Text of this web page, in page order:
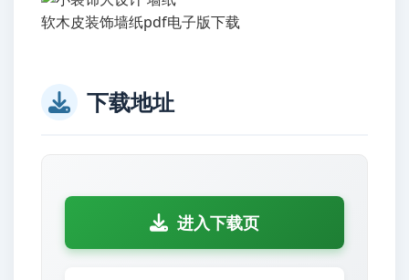
软木皮装饰墙纸pdf电子版下载
下载地址
进入下载页